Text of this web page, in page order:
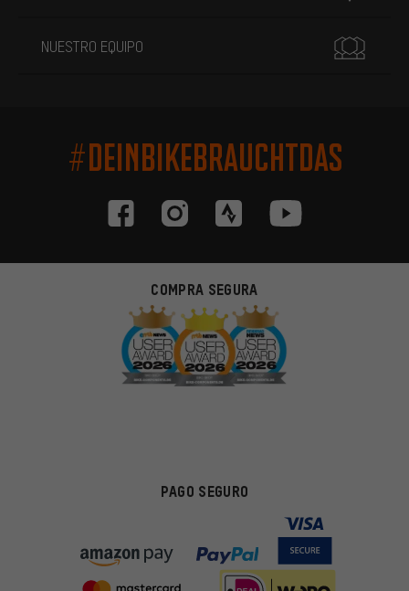
NUESTRO EQUIPO
#DEINBIKEBRAUCHTDAS
COMPRA SEGURA
PAGO SEGURO